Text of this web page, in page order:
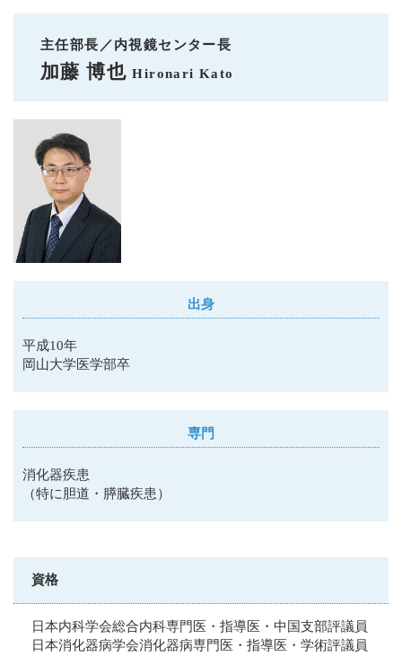
主任部長／内視鏡センター長
加藤 博也Hironari Kato
出身
平成10年
岡山大学医学部卒
専門
消化器疾患
（特に胆道・膵臓疾患）
資格
日本内科学会総合内科専門医・指導医・中国支部評議員
日本消化器病学会消化器病専門医・指導医・学術評議員